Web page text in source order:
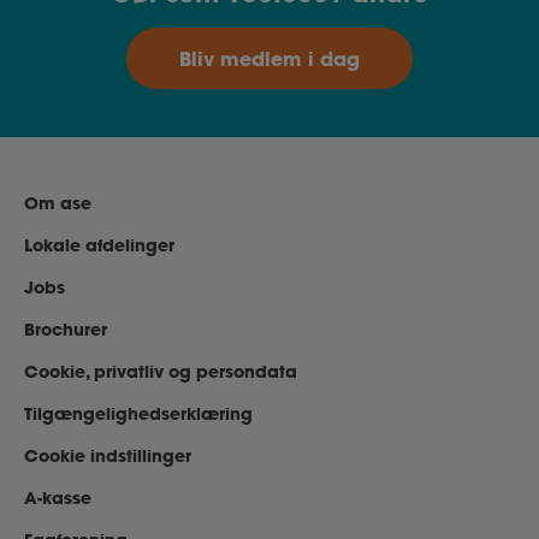
Bliv medlem i dag
Om ase
Lokale afdelinger
Jobs
Brochurer
Cookie, privatliv og persondata
Tilgængelighedserklæring
Cookie indstillinger
A-kasse